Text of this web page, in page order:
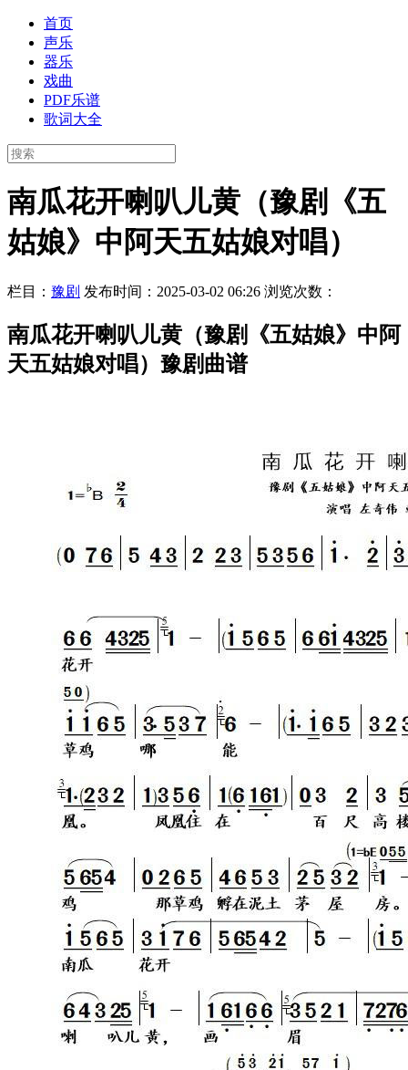
首页
声乐
器乐
戏曲
PDF乐谱
歌词大全
南瓜花开喇叭儿黄（豫剧《五
姑娘》中阿天五姑娘对唱）
栏目： 豫剧 发布时间：2025-03-02 06:26 浏览次数：
南瓜花开喇叭儿黄（豫剧《五姑娘》中阿
天五姑娘对唱）豫剧曲谱